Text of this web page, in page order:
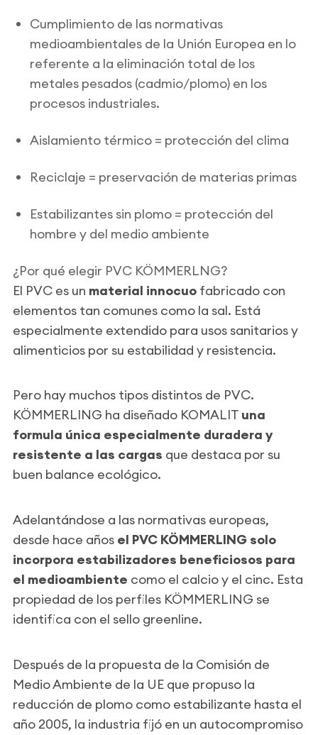
Cumplimiento de las normativas
medioambientales de la Unión Europea en lo
referente a la eliminación total de los
metales pesados (cadmio/plomo) en los
procesos industriales.
Aislamiento térmico = protección del clima
Reciclaje = preservación de materias primas
Estabilizantes sin plomo = protección del
hombre y del medio ambiente
¿Por qué elegir PVC KÖMMERLNG?
El PVC es un material innocuofabricado con
elementos tan comunes como la sal. Está
especialmente extendido para usos sanitarios y
alimenticios por su estabilidad y resistencia.
Pero hay muchos tipos distintos de PVC.
KÖMMERLING ha diseñado KOMALIT una
formula única especialmente duradera y
resistente a las cargas que destaca por su
buen balance ecológico.
Adelantándose a las normativas europeas,
desde hace años el PVC KÖMMERLING solo
incorpora estabilizadores beneficiosos para
el medioambiente como el calcio y el cinc. Esta
propiedad de los perfiles KÖMMERLING se
identifica con el sello greenline.
Después de la propuesta de la Comisión de
Medio Ambiente de la UE que propuso la
reducción de plomo como estabilizante hasta el
año 2005, la industria fijó en un autocompromiso